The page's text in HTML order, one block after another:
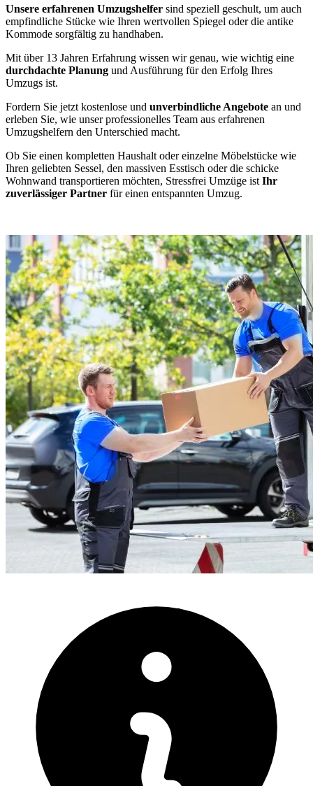
Unsere erfahrenen Umzugshelfer sind speziell geschult, um auch
empfindliche Stücke wie Ihren wertvollen Spiegel oder die antike
Kommode sorgfältig zu handhaben.
Mit über 13 Jahren Erfahrung wissen wir genau, wie wichtig eine
durchdachte Planung und Ausführung für den Erfolg Ihres
Umzugs ist.
Fordern Sie jetzt kostenlose und unverbindliche Angebote an und
erleben Sie, wie unser professionelles Team aus erfahrenen
Umzugshelfern den Unterschied macht.
Ob Sie einen kompletten Haushalt oder einzelne Möbelstücke wie
Ihren geliebten Sessel, den massiven Esstisch oder die schicke
Wohnwand transportieren möchten, Stressfrei Umzüge ist Ihr
zuverlässiger Partner für einen entspannten Umzug.